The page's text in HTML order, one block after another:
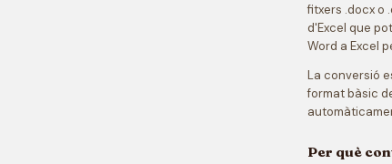
fitxers .docx o
d'Excel que
Word a Excel
La conversió
format bàsic
Per què